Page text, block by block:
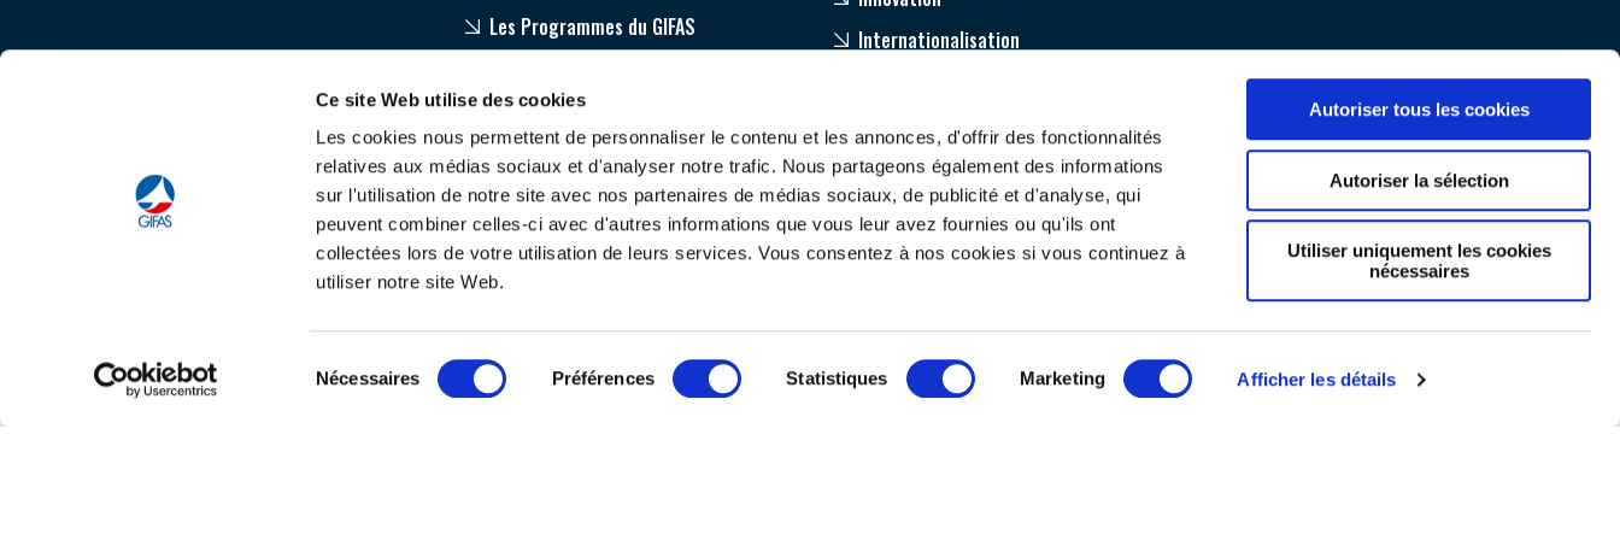
Ce site Web utilise des cookies
Les cookies nous permettent de personnaliser le contenu et les annonces, d'offrir des fonctionnalités
relatives aux médias sociaux et d'analyser notre trafic. Nous partageons également des informations
sur l'utilisation de notre site avec nos partenaires de médias sociaux, de publicité et d'analyse, qui
peuvent combiner celles-ci avec d'autres informations que vous leur avez fournies ou qu'ils ont
collectées lors de votre utilisation de leurs services. Vous consentez à nos cookies si vous continuez à
utiliser notre site Web.
du
Nécessaires Préférences Statistiques Marketing Afficher les détails
Autoriser tous les cookies
Autoriser la sélection
Utiliser uniquement les cookies
nécessaires
Les Programmes du GIFAS
Accompagnement de nos adhérents
Internationalisation
Mentions légales